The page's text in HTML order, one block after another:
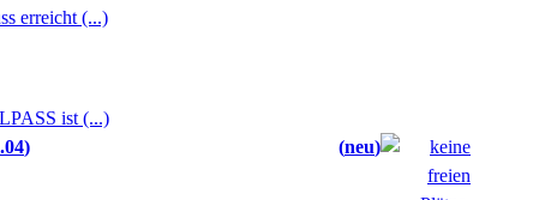
erreicht (...)
ist (...)
neu